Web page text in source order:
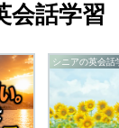
会話学習
シニアの英会話